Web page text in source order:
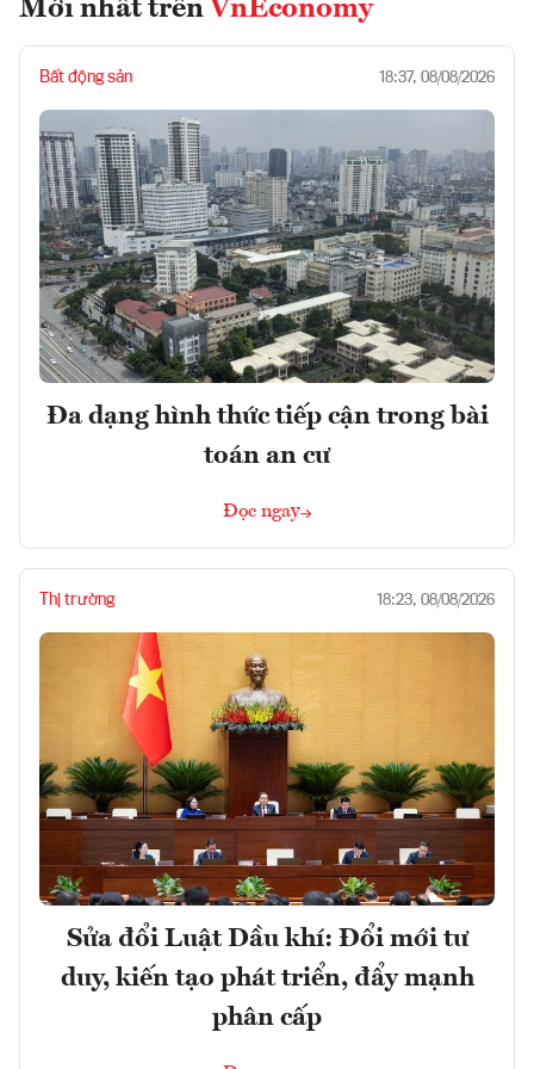
Mới nhất trên VnEconomy
Bất động sản 18:37, 08/08/2026
Đa dạng hình thức tiếp cận trong bài
toán an cư
Đọc ngay
Thị trường 18:23, 08/08/2026
Sửa đổi Luật Dầu khí: Đổi mới tư
duy, kiến tạo phát triển, đẩy mạnh
phân cấp